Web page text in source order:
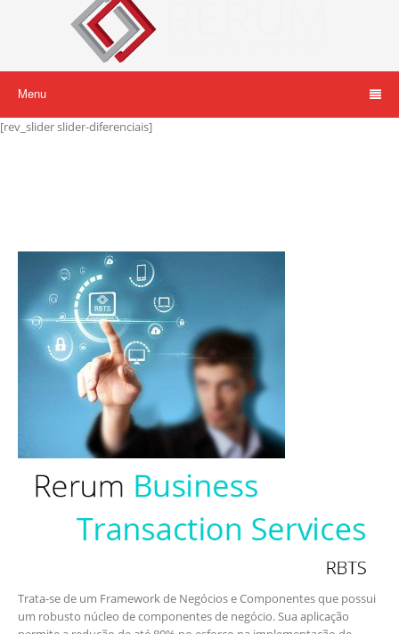
Menu
[rev_slider slider-diferenciais]
Trata-se de um Framework de Negócios e Componentes que possui
um robusto núcleo de componentes de negócio. Sua aplicação